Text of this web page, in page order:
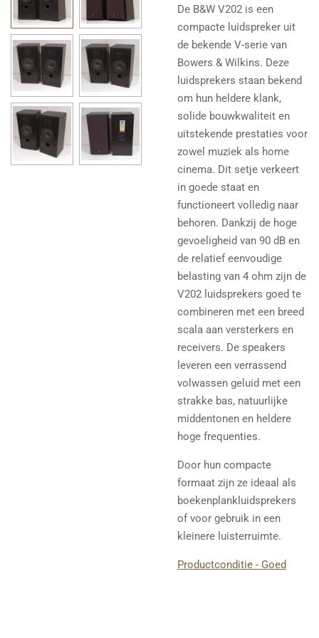
De B&W V202 is een
compacte luidspreker uit
de bekende V-serie van
Bowers & Wilkins. Deze
luidsprekers staan bekend
om hun heldere klank,
solide bouwkwaliteit en
uitstekende prestaties voor
zowel muziek als home
cinema. Dit setje verkeert
in goede staat en
functioneert volledig naar
behoren. Dankzij de hoge
gevoeligheid van 90 dB en
de relatief eenvoudige
belasting van 4 ohm zijn de
V202 luidsprekers goed te
combineren met een breed
scala aan versterkers en
receivers. De speakers
leveren een verrassend
volwassen geluid met een
strakke bas, natuurlijke
middentonen en heldere
hoge frequenties.
Door hun compacte
formaat zijn ze ideaal als
boekenplankluidsprekers
of voor gebruik in een
kleinere luisterruimte.
Productconditie - Goed